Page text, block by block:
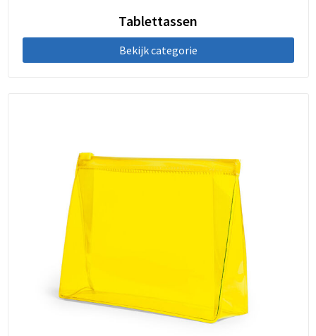
Tablettassen
Bekijk categorie